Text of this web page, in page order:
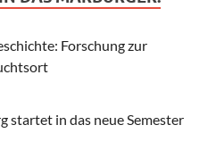
Forschung zur
startet in das neue Semester